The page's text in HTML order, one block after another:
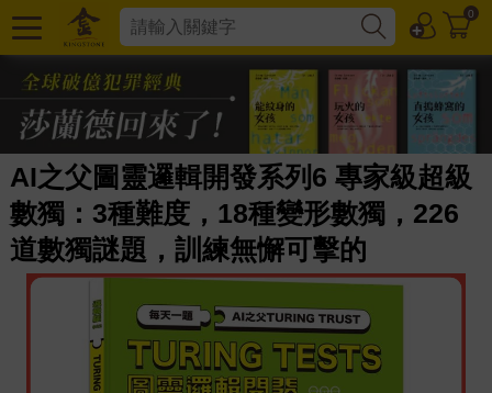
0
AI之父圖靈邏輯開發系列6 專家級超級
數獨：3種難度，18種變形數獨，226
道數獨謎題，訓練無懈可擊的